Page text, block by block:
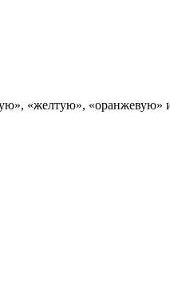
«желтую»,